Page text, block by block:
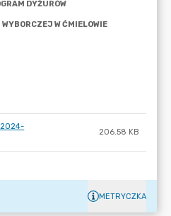
206.58 KB
METRYCZKA